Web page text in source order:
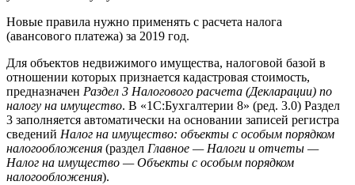
Новые правила нужно применять с расчета налога
(авансового платежа) за 2019 год.
Для объектов недвижимого имущества, налоговой базой в
отношении которых признается кадастровая стоимость,
предназначен Раздел 3 Налогового расчета (Декларации) по
налогу на имущество. В «1С:Бухгалтерии 8» (ред. 3.0) Раздел
3 заполняется автоматически на основании записей регистра
сведений Налог на имущество: объекты с особым порядком
налогообложения (раздел Главное — Налоги и отчеты —
Налог на имущество — Объекты с особым порядком
налогообложения).